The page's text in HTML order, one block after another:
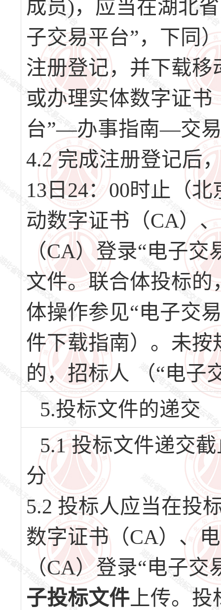
成员)，应当在湖北
子交易平台”，下同
注册登记，并下载
或办理实体数字证
台”—办事指南—交
4.2 完成注册登记后
13日24：00时止（
动数字证书（CA）
（CA）登录“电子
文件。联合体投标
体操作参见“电子交
件下载指南）。未按
的，招标人 （“电子
5.投标文件的递交
5.1 投标文件递交
分
5.2 投标人应当在投
数字证书（CA）、
（CA）登录“电子
子投标文件 上传。